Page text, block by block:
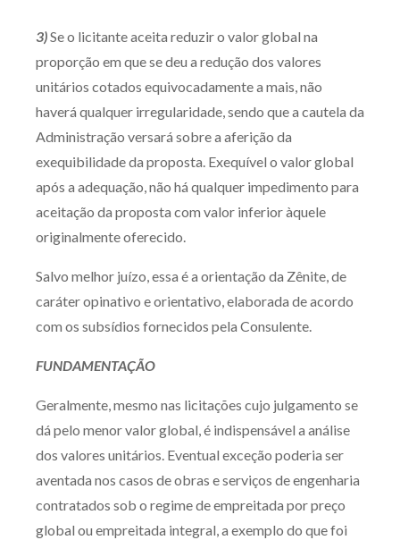
3)Se o licitante aceita reduzir o valor global na
proporção em que se deu a redução dos valores
unitários cotados equivocadamente a mais, não
haverá qualquer irregularidade, sendo que a cautela da
Administração versará sobre a aferição da
exequibilidade da proposta. Exequível o valor global
após a adequação, não há qualquer impedimento para
aceitação da proposta com valor inferior àquele
originalmente oferecido.
Salvo melhor juízo, essa é a orientação da Zênite, de
caráter opinativo e orientativo, elaborada de acordo
com os subsídios fornecidos pela Consulente.
FUNDAMENTAÇÃO
Geralmente, mesmo nas licitações cujo julgamento se
dá pelo menor valor global, é indispensável a análise
dos valores unitários. Eventual exceção poderia ser
aventada nos casos de obras e serviços de engenharia
contratados sob o regime de empreitada por preço
global ou empreitada integral, a exemplo do que foi